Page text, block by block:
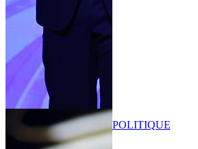
POLITIQUE